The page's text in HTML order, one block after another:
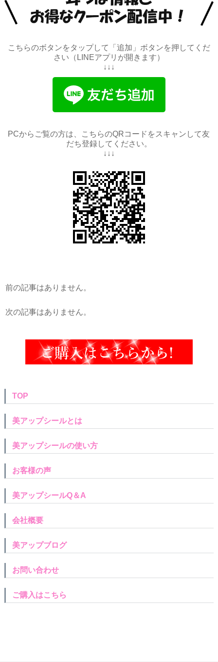
こちらのボタンをタップして「追加」ボタンを押してくだ
さい（LINEアプリが開きます）
↓↓↓
PCからご覧の方は、こちらのQRコードをスキャンして友
だち登録してください。
↓↓↓
前の記事はありません。
次の記事はありません。
TOP
美アップシールとは
美アップシールの使い方
お客様の声
美アップシールQ＆A
会社概要
美アップブログ
お問い合わせ
ご購入はこちら